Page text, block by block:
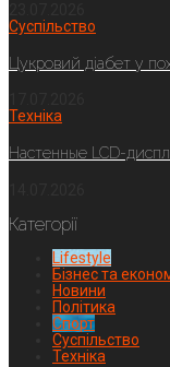
Суспільство
Цукровий діабет у
Техніка
Настенные LCD-
Категорії
Lifestyle
Бізнес та
Новини
Політика
Спорт
Суспільство
Техніка